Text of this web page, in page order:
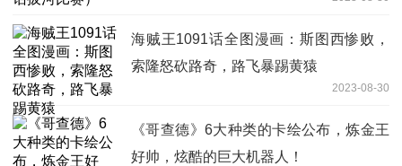
海贼王1091话全图漫画：斯图西惨败，
索隆怒砍路奇，路飞暴踢黄猿
2023-08-30
《哥查德》6大种类的卡绘公布，炼金王
好帅，炫酷的巨大机器人！